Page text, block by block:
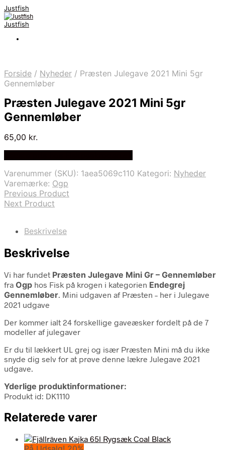
Justfish
Justfish
Forside / Nyheder / Præsten Julegave 2021 Mini 5gr
Gennemløber
Præsten Julegave 2021 Mini 5gr
Gennemløber
65,00 kr.
Varenummer (SKU): 1aea5069c110 Kategori: Nyheder
Varemærke: Ogp
Previous Product
Next Product
Beskrivelse
Beskrivelse
Vi har fundet Præsten Julegave Mini Gr – Gennemløber
fra Ogp hos Fisk på krogen i kategorien Endegrej
Gennemløber. Mini udgaven af Præsten – her i Julegave
2021 udgave
Der kommer ialt 24 forskellige gaveæsker fordelt på de 7
modeller af julegaver
Er du til lækkert UL grej og især Præsten Mini må du ikke
snyde dig selv for at prøve denne lækre Julegave 2021
udgave.
Yderlige produktinformationer:
Produkt id: DK1110
Relaterede varer